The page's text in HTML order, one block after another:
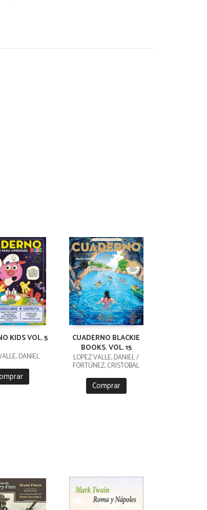
KIDS VOL. 5
DANIEL
CUADERNO BLACKIE
BOOKS. VOL. 15
LÓPEZ VALLE, DANIEL /
FORTÚNEZ, CRISTOBAL
Comprar